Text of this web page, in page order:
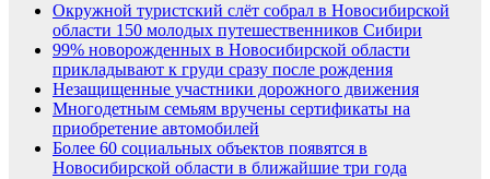
Окружной туристский слёт собрал в Новосибирской
области 150 молодых путешественников Сибири
99% новорожденных в Новосибирской области
прикладывают к груди сразу после рождения
Незащищенные участники дорожного движения
Многодетным семьям вручены сертификаты на
приобретение автомобилей
Более 60 социальных объектов появятся в
Новосибирской области в ближайшие три года